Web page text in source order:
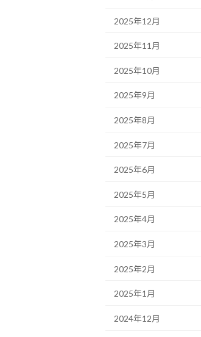
2025年12月
2025年11月
2025年10月
2025年9月
2025年8月
2025年7月
2025年6月
2025年5月
2025年4月
2025年3月
2025年2月
2025年1月
2024年12月